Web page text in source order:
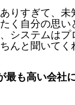
りすぎて、未
く自分の思い
システムはプ
んと聞いてく
最も高い会社